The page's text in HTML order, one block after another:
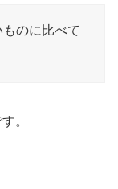
のに比べて
。